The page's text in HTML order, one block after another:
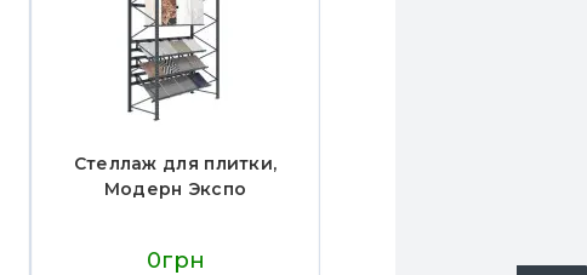
Стеллаж для плитки,
Модерн Экспо
0грн